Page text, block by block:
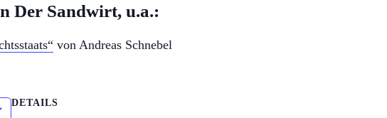
Der Sandwirt, u.a.:
von Andreas Schnebel
DETAILS